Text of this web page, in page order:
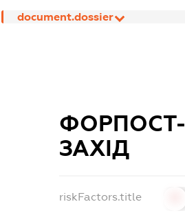
document.dossier
ФОРПОСТ-
ЗАХІД
riskFactors.title